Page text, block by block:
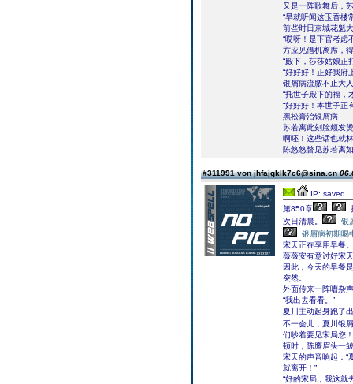
又是一阵歌舞后，
“早就听闻这玉香楼
前些时日京城花魁
“哎呀！是下官考虑
方应见借机离席，
“殿下，莎莎姑娘正
“好好好！正好我府
银屑病流脓不止大
“托世子殿下的福，
“好好好！本世子正
黑松膏治银屑病
苏若离此刻脸颊发
啊呸！这些话也就
陈悠悠瞥见苏若离
#311991 von jhfajgklk7c6@sina.cn
IP: saved
第850章
次日清晨。
银
银屑病初期喝
宋天正在享用早餐。
薇薇安有意讨好宋
因此，今天的早餐
突然。
外面传来一阵嘈杂
“我出去看看。”
夏川主动起身跑了
不一会儿，夏川银
们吵着要见宋局您！
顿时，陈鹰眉头一
宋天的声音响起：“
就离开！”
“好的宋局，我这就